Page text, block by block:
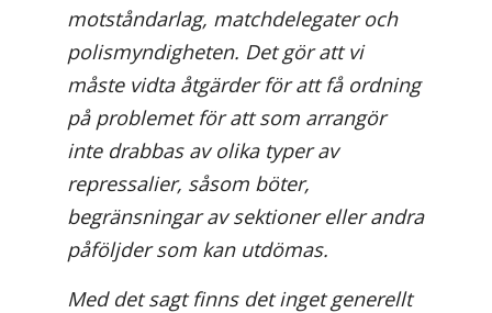
motståndarlag, matchdelegater och
polismyndigheten. Det gör att vi
måste vidta åtgärder för att få ordning
på problemet för att som arrangör
inte drabbas av olika typer av
repressalier, såsom böter,
begränsningar av sektioner eller andra
påföljder som kan utdömas.
Med det sagt finns det inget generellt